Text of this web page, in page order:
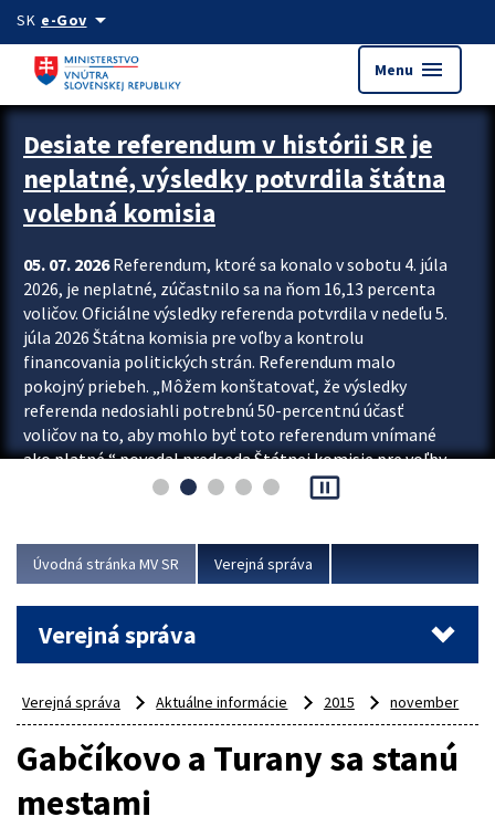
Preskocit na hlavný obsah
SK e-Govarrow_drop_down
Menu menu
Zastavit automatický posun upútavok
Desiate referendum v histórii SR je
neplatné, výsledky potvrdila štátna
volebná komisia
05. 07. 2026Referendum, ktoré sa konalo v sobotu 4. júla
2026, je neplatné, zúčastnilo sa na ňom 16,13 percenta
voličov. Oficiálne výsledky referenda potvrdila v nedeľu 5.
júla 2026 Štátna komisia pre voľby a kontrolu
financovania politických strán. Referendum malo
pokojný priebeh. „Môžem konštatovať, že výsledky
referenda nedosiahli potrebnú 50-percentnú účasť
voličov na to, aby mohlo byť toto referendum vnímané
ako platné,“ povedal predseda Štátnej komisie pre voľby
a kontrolu financovania politických...
pause_presentation
Úvodná stránka MV SR Verejná správa
Verejná správa
Verejná správa Aktuálne informácie 2015 november
Gabčíkovo a Turany sa stanú
mestami